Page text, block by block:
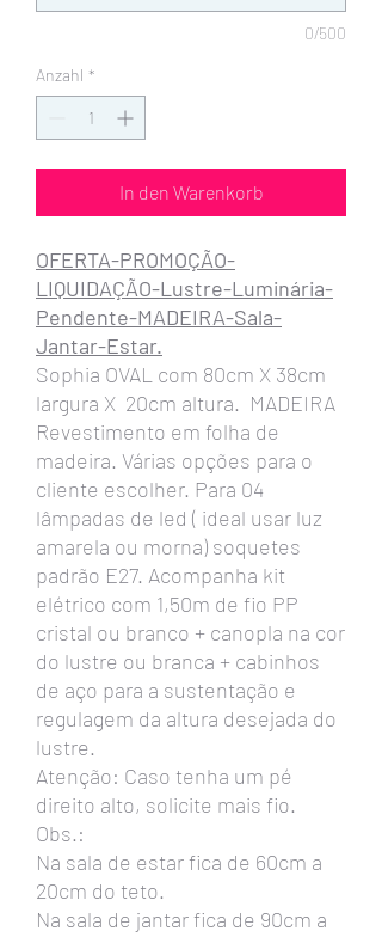
0/500
Anzahl *
In den Warenkorb
OFERTA-PROMOÇÃO-
LIQUIDAÇÃO-Lustre-Luminária-
Pendente-MADEIRA-Sala-
Jantar-Estar.
Sophia OVAL com 80cm X 38cm
largura X 20cm altura. MADEIRA
Revestimento em folha de
madeira. Várias opções para o
cliente escolher. Para 04
lâmpadas de led ( ideal usar luz
amarela ou morna) soquetes
padrão E27. Acompanha kit
elétrico com 1,50m de fio PP
cristal ou branco + canopla na cor
do lustre ou branca + cabinhos
de aço para a sustentação e
regulagem da altura desejada do
lustre.
Atenção: Caso tenha um pé
direito alto, solicite mais fio.
Obs.:
Na sala de estar fica de 60cm a
20cm do teto.
Na sala de jantar fica de 90cm a